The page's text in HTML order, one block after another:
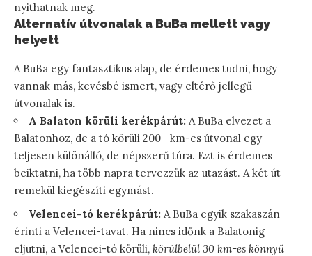
nyithatnak meg.
Alternatív útvonalak a BuBa mellett vagy
helyett
A BuBa egy fantasztikus alap, de érdemes tudni, hogy
vannak más, kevésbé ismert, vagy eltérő jellegű
útvonalak is.
A Balaton körüli kerékpárút: A BuBa elvezet a
Balatonhoz, de a tó körüli 200+ km-es útvonal egy
teljesen különálló, de népszerű túra. Ezt is érdemes
beiktatni, ha több napra tervezzük az utazást. A két út
remekül kiegészíti egymást.
Velencei-tó kerékpárút: A BuBa egyik szakaszán
érinti a Velencei-tavat. Ha nincs időnk a Balatonig
eljutni, a Velencei-tó körüli, körülbelül 30 km-es könnyű